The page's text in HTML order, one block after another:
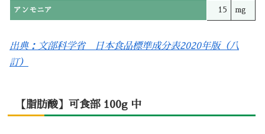
アンモニア 15 mg
出典：文部科学省 日本食品標準成分表2020年版（八
訂）
【脂肪酸】可食部 100g 中